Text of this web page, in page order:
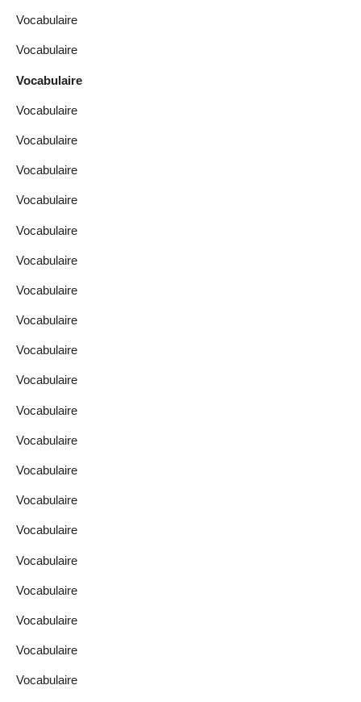
Vocabulaire
Vocabulaire
Vocabulaire
Vocabulaire
Vocabulaire
Vocabulaire
Vocabulaire
Vocabulaire
Vocabulaire
Vocabulaire
Vocabulaire
Vocabulaire
Vocabulaire
Vocabulaire
Vocabulaire
Vocabulaire
Vocabulaire
Vocabulaire
Vocabulaire
Vocabulaire
Vocabulaire
Vocabulaire
Vocabulaire